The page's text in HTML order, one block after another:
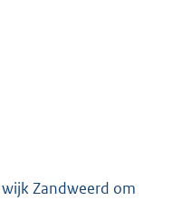
Zandweerd om